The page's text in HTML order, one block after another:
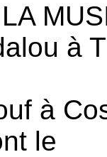
à
à
le